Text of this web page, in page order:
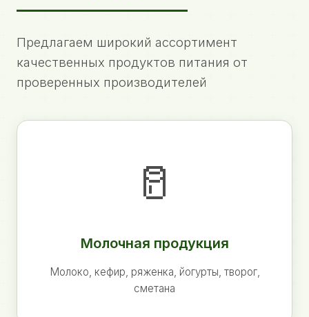
Предлагаем широкий ассортимент
качественных продуктов питания от
проверенных производителей
🥛
Молочная продукция
Молоко, кефир, ряженка, йогурты, творог,
сметана